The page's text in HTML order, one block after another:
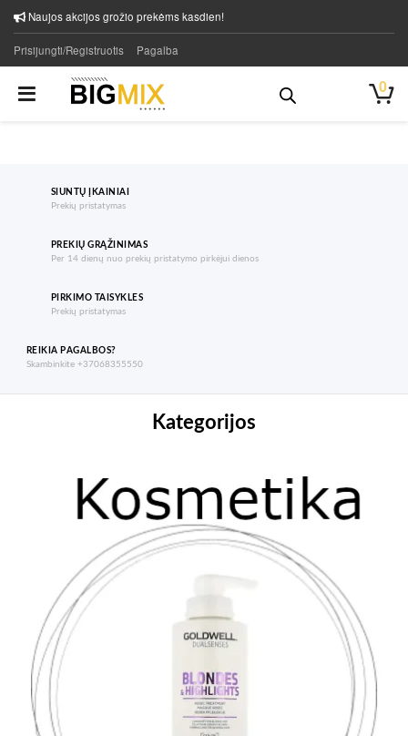
Naujos akcijos grožio prekėms kasdien!
Prisijungti/Registruotis Pagalba
0
SIUNTŲ ĮKAINIAI
Prekių pristatymas
PREKIŲ GRĄŽINIMAS
Per 14 dienų nuo prekių pristatymo pirkėjui dienos
PIRKIMO TAISYKLES
Prekių pristatymas
REIKIA PAGALBOS?
Skambinkite +37068355550
Kategorijos